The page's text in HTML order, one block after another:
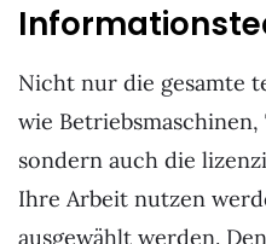
Nicht nur die gesamte
wie
sondern auch die
Ihre Arbeit nutzen
ausgewählt werden.